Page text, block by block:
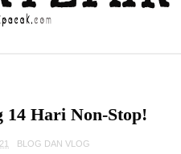
14 Hari Non-Stop!
BLOG DAN VLOG